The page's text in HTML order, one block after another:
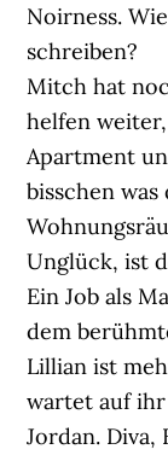
Noirness.
schreiben?
Mitch hat
helfen
Apartment
bisschen was
Unglück, ist
Ein Job als
dem
Lillian ist
wartet auf
Jordan. Diva,